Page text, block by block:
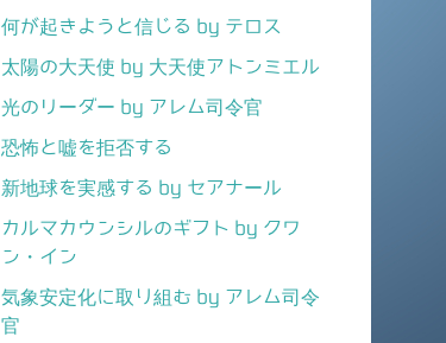
何が起きようと信じる by テロス
太陽の大天使 by 大天使アトンミエル
光のリーダー by アレム司令官
恐怖と嘘を拒否する
新地球を実感する by セアナール
カルマカウンシルのギフト by クワ
ン・イン
気象安定化に取り組む by アレム司令
官